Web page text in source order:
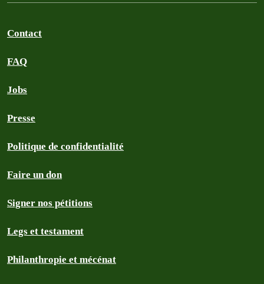
Contact
FAQ
Jobs
Presse
Politique de confidentialité
Faire un don
Signer nos pétitions
Legs et testament
Philanthropie et mécénat